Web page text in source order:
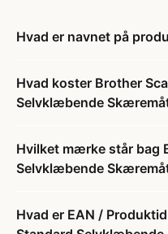
Hvad er navnet på
Hvad koster Brother
Selvklæbende
Hvilket mærke står bag
Selvklæbende
Hvad er EAN /